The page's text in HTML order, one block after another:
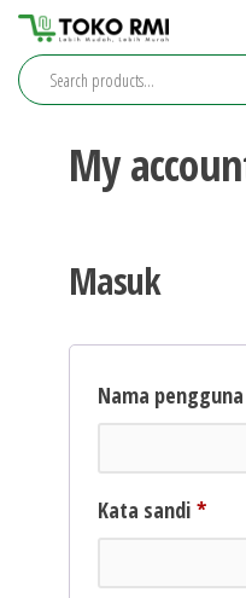
My
Masuk
Nama
Kata sandi *